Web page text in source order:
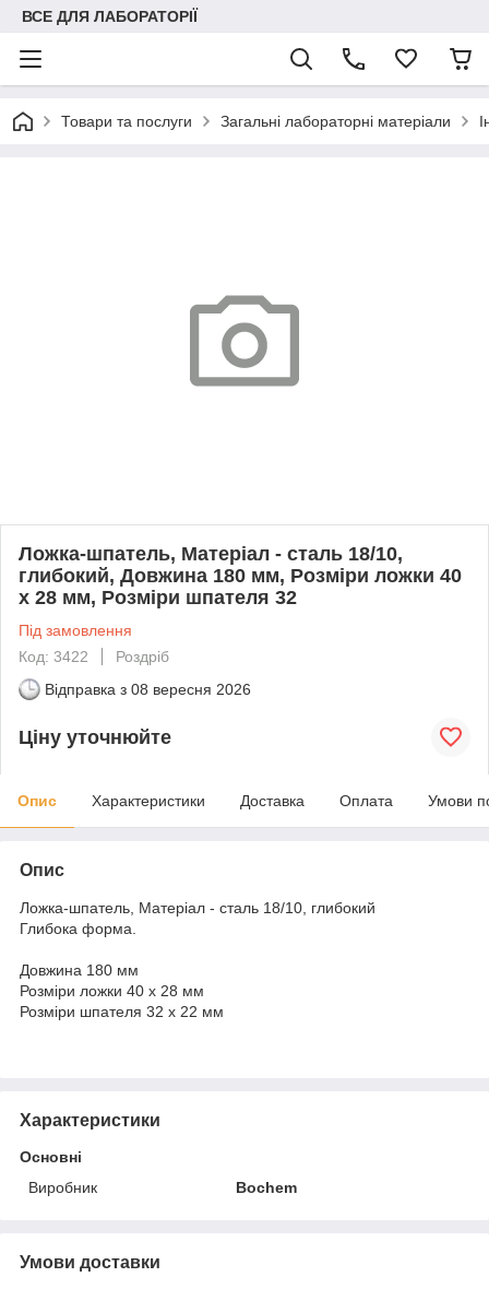
ВСЕ ДЛЯ ЛАБОРАТОРІЇ
Товари та послуги Загальні лабораторні матеріали
Ложка-шпатель, Матеріал - сталь 18/10,
глибокий, Довжина 180 мм, Розміри ложки 40
x 28 мм, Розміри шпателя 32
Під замовлення
Код: 3422
Роздріб
Відправка з 08 вересня 2026
Ціну уточнюйте
Опис Характеристики Доставка Оплата Умови
Опис
Ложка-шпатель, Матеріал - сталь 18/10, глибокий
Глибока форма.
Довжина 180 мм
Розміри ложки 40 x 28 мм
Розміри шпателя 32 x 22 мм
Характеристики
Основні
Виробник
Bochem
Умови доставки